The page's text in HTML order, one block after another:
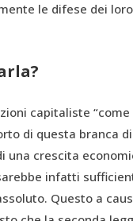
le difese dei
capitaliste
di questa branca
una crescita
infatti
Questo a